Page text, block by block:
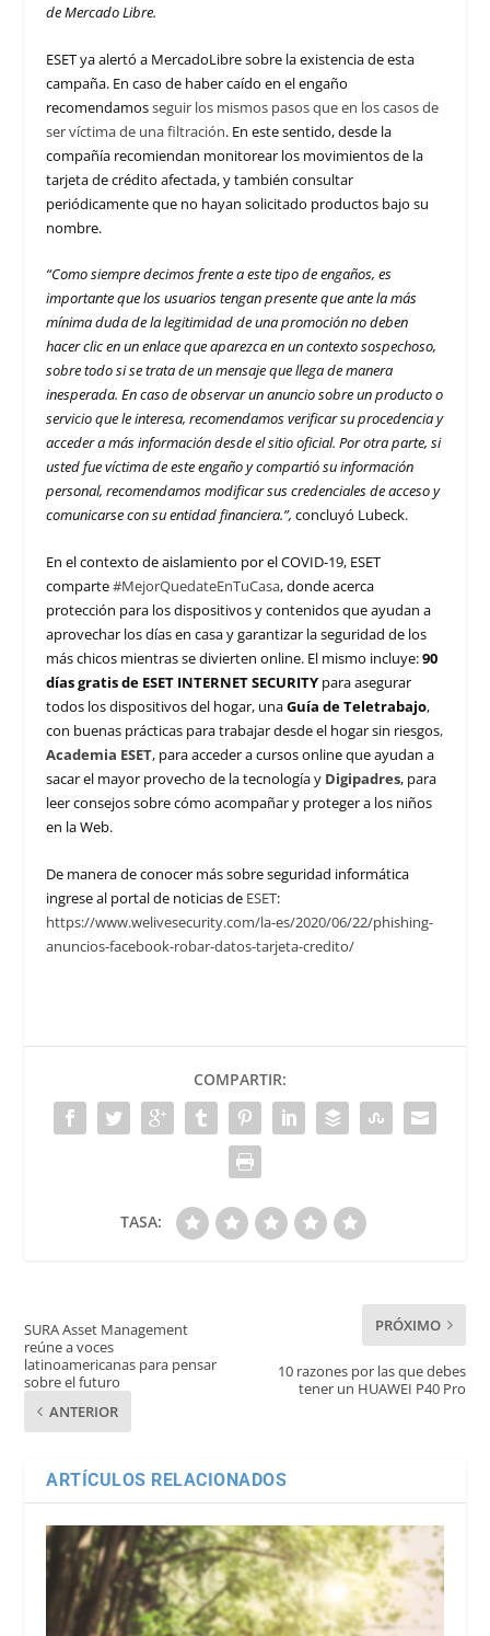
de Mercado Libre.
ESET ya alertó a MercadoLibre sobre la existencia de esta
campaña. En caso de haber caído en el engaño
recomendamosseguir los mismos pasos que en los casos de
ser víctima de una filtración. En este sentido, desde la
compañía recomiendan monitorear los movimientos de la
tarjeta de crédito afectada, y también consultar
periódicamente que no hayan solicitado productos bajo su
nombre.
“Como siempre decimos frente a este tipo de engaños, es
importante que los usuarios tengan presente que ante la más
mínima duda de la legitimidad de una promoción no deben
hacer clic en un enlace que aparezca en un contexto sospechoso,
sobre todo si se trata de un mensaje que llega de manera
inesperada. En caso de observar un anuncio sobre un producto o
servicio que le interesa, recomendamos verificar su procedencia y
acceder a más información desde el sitio oficial. Por otra parte, si
usted fue víctima de este engaño y compartió su información
personal, recomendamos modificar sus credenciales de acceso y
comunicarse con su entidad financiera.”,concluyó Lubeck.
En el contexto de aislamiento por el COVID-19, ESET
comparte#MejorQuedateEnTuCasa, donde acerca
protección para los dispositivos y contenidos que ayudan a
aprovechar los días en casa y garantizar la seguridad de los
más chicos mientras se divierten online. El mismo incluye:90
días gratis de ESET INTERNET SECURITY para asegurar
todos los dispositivos del hogar, unaGuía de Teletrabajo,
con buenas prácticas para trabajar desde el hogar sin riesgos,
Academia ESET, para acceder a cursos online que ayudan a
sacar el mayor provecho de la tecnología y Digipadres, para
leer consejos sobre cómo acompañar y proteger a los niños
en la Web.
De manera de conocer más sobre seguridad informática
ingrese al portal de noticias de ESET:
https://www.welivesecurity.com/la-es/2020/06/22/phishing-
anuncios-facebook-robar-datos-tarjeta-credito/
COMPARTIR:
TASA:
SURA Asset Management
reúne a voces
latinoamericanas para pensar
sobre el futuro
ANTERIOR
PRÓXIMO
10 razones por las que debes
tener un HUAWEI P40 Pro
ARTÍCULOS RELACIONADOS